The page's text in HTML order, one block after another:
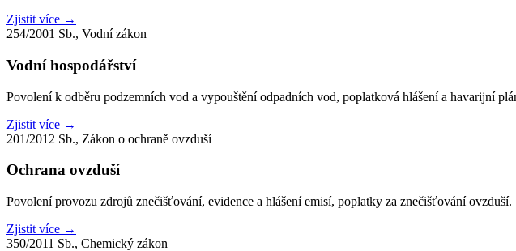
Zjistit více →
254/2001 Sb., Vodní zákon
Vodní hospodářství
Povolení k odběru podzemních vod a vypouštění odpadních vod, poplatková hlášení a havarijní
Zjistit více →
201/2012 Sb., Zákon o ochraně ovzduší
Ochrana ovzduší
Povolení provozu zdrojů znečišťování, evidence a hlášení emisí, poplatky za znečišťování ovzduší.
Zjistit více →
350/2011 Sb., Chemický zákon